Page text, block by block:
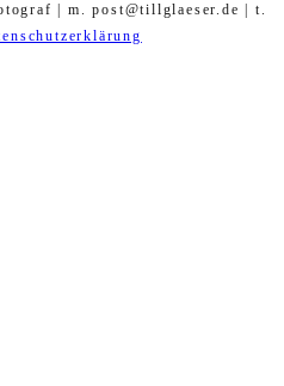
| m. post@tillglaeser.de | t.